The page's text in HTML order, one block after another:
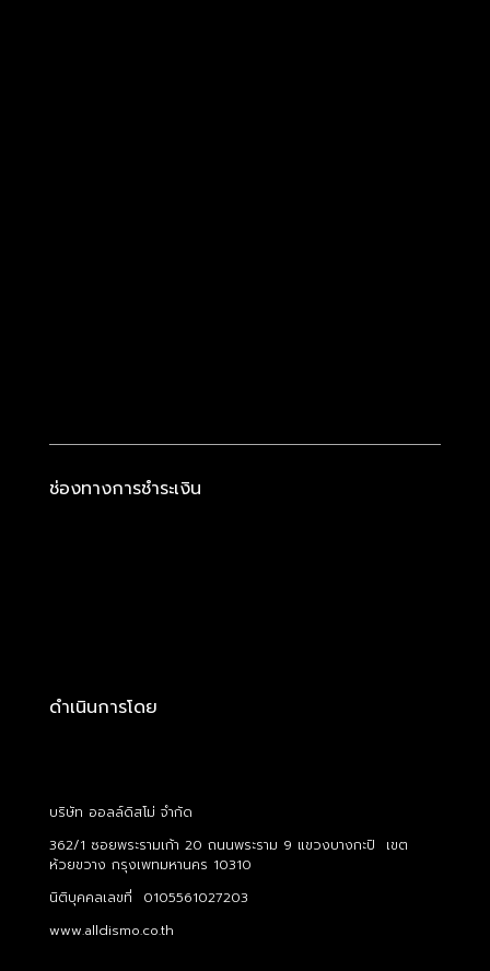
ช่องทางการชำระเงิน
ดำเนินการโดย
บริษัท ออลล์ดิสโม่ จำกัด
362/1 ซอยพระรามเก้า 20 ถนนพระราม 9 แขวงบางกะปิ เขต
ห้วยขวาง กรุงเพทมหานคร 10310
นิติบุคคลเลขที่ 0105561027203
www.alldismo.co.th